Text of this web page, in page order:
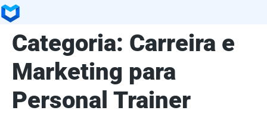
Categoria: Carreira e
Marketing para
Personal Trainer